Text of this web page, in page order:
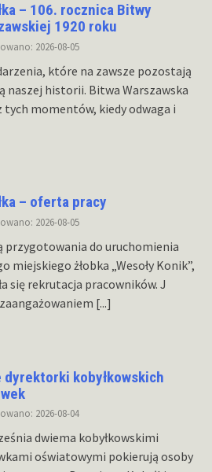
– 106. rocznica Bitwy
1920 roku
2026-08-05
które na zawsze pozostają
naszej historii. Bitwa Warszawska
tych momentów, kiedy odwaga i
– oferta pracy
2026-08-05
przygotowania do uruchomienia
miejskiego żłobka „Wesoły Konik”,
się rekrutacja pracowników. J
[...]
dyrektorki kobyłkowskich
2026-08-04
dwiema kobyłkowskimi
oświatowymi pokierują osoby